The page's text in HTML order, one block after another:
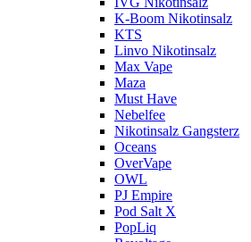
K-Boom Nikotinsalz
KTS
Linvo Nikotinsalz
Max Vape
Maza
Must Have
Nebelfee
Nikotinsalz Gangsterz
Oceans
OverVape
OWL
PJ Empire
Pod Salt X
PopLiq